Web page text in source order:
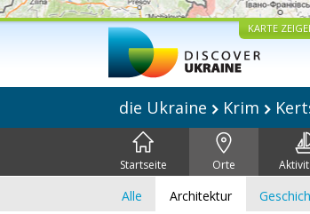
KARTE
die Ukraine Krim
Startseite Orte
Alle Architektur